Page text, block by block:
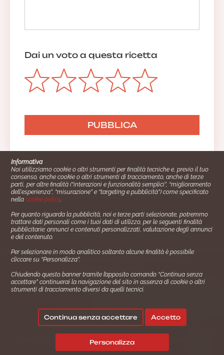
Dai un voto a questa ricetta
Cucinare.it è un marchio commerciale di Impiego24.it s.r.l.
copyright 2014 - 2024 P.IVA: 03406490130
Azienda certiﬁcata ISO 27001 numero: SNR 73140386/89/I
- Azienda certiﬁcata ISO 9001 numero: SNR
Gestione consensi e categorie merceologiche marketing
Seguici su:
Termini e Condizioni
Informativa
Noi utilizziamo cookie o altri strumenti per finalità tecniche e, previo il tuo
consenso, anche cookie o altri strumenti di tracciamento, anche di terze
parti, per altre finalità (“interazioni e funzionalità semplici”, “miglioramento
dell'esperienza”, “misurazione” e “targeting e pubblicità”) come specificato
nellacookie policy.
Per quanto riguarda la pubblicità, noi e terze parti selezionate, potremmo
trattare dati personali come i tuoi dati di utilizzo, per le seguenti finalità
pubblicitarie: annunci e contenuti personalizzati, valutazione degli annunci
e del contenuto.
Per selezionare in modo analitico soltanto alcune finalità è possibile
cliccare su “Personalizza”.
Chiudendo questo banner tramite l’apposito comando “Continua senza
accettare” continuerai la navigazione del sito in assenza di cookie o altri
strumenti di tracciamento diversi da quelli tecnici.
Personalizza
Continua senza accettare Accetto